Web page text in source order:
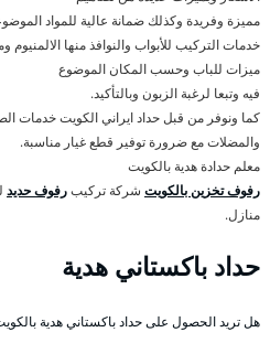
مميزة وفريدة وكذلك ضمانة عالية للمواد
خدمات التركيب للأبواب والنوافذ منها الالمنيوم
ميزات للباب وحسب المكان الموضوع
فيه وتبعا لرغبة الزبون وبالتأكيد.
كما ونوفر من قبل حداد ايراني الكويت خدمات
والمضلات مع ضرورة توفير قطع غيار مناسبة.
معلم حدادة هدية بالكويت
رفوف تخزين بالكويت شركة تركيبرفوف حديد
منازل.
حداد باكستاني هدية
هل تريد الحصول على حداد باكستاني هدية